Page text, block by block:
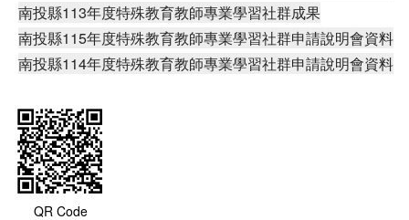
南投縣113年度特殊教育教師專業學習社群成果
南投縣115年度特殊教育教師專業學習社群申請說明會資料
南投縣114年度特殊教育教師專業學習社群申請說明會資料
QR Code